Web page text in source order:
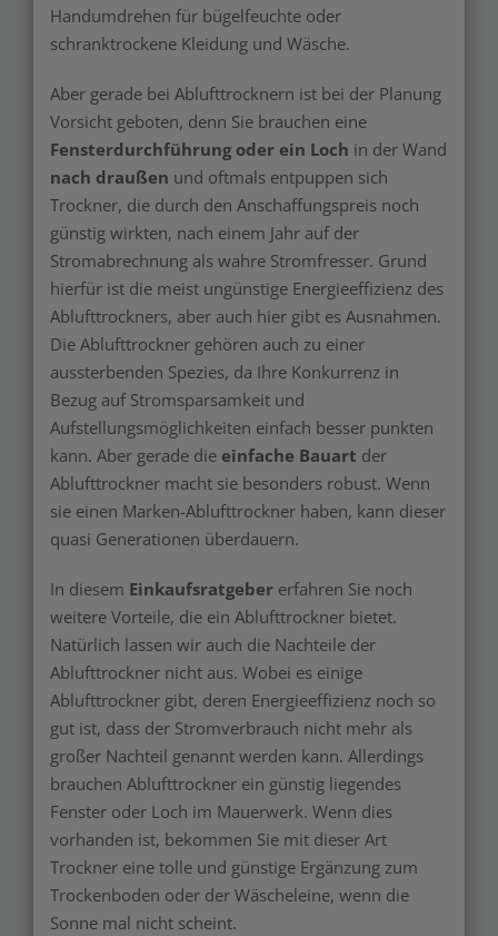
Handumdrehen für bügelfeuchte oder
schranktrockene Kleidung und Wäsche.
Aber gerade bei Ablufttrocknern ist bei der Planung
Vorsicht geboten, denn Sie brauchen eine
Fensterdurchführung oder ein Loch in der Wand
nach draußen und oftmals entpuppen sich
Trockner, die durch den Anschaffungspreis noch
günstig wirkten, nach einem Jahr auf der
Stromabrechnung als wahre Stromfresser. Grund
hierfür ist die meist ungünstige Energieeffizienz des
Ablufttrockners, aber auch hier gibt es Ausnahmen.
Die Ablufttrockner gehören auch zu einer
aussterbenden Spezies, da Ihre Konkurrenz in
Bezug auf Stromsparsamkeit und
Aufstellungsmöglichkeiten einfach besser punkten
kann. Aber gerade die einfache Bauart der
Ablufttrockner macht sie besonders robust. Wenn
sie einen Marken-Ablufttrockner haben, kann dieser
quasi Generationen überdauern.
In diesem Einkaufsratgeber erfahren Sie noch
weitere Vorteile, die ein Ablufttrockner bietet.
Natürlich lassen wir auch die Nachteile der
Ablufttrockner nicht aus. Wobei es einige
Ablufttrockner gibt, deren Energieeffizienz noch so
gut ist, dass der Stromverbrauch nicht mehr als
großer Nachteil genannt werden kann. Allerdings
brauchen Ablufttrockner ein günstig liegendes
Fenster oder Loch im Mauerwerk. Wenn dies
vorhanden ist, bekommen Sie mit dieser Art
Trockner eine tolle und günstige Ergänzung zum
Trockenboden oder der Wäscheleine, wenn die
Sonne mal nicht scheint.